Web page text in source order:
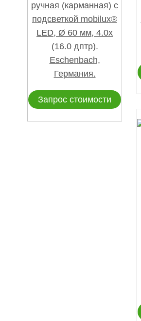
ручная (карманная) с
подсветкой mobilux®
LED, Ø 60 мм, 4.0х
(16.0 дптр).
Eschenbach,
Германия.
Запрос стоимости